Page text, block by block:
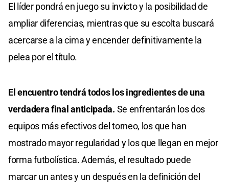
El líder pondrá en juego su invicto y la posibilidad de
ampliar diferencias, mientras que su escolta buscará
acercarse a la cima y encender definitivamente la
pelea por el título.
El encuentro tendrá todos los ingredientes de una
verdadera final anticipada. Se enfrentarán los dos
equipos más efectivos del torneo, los que han
mostrado mayor regularidad y los que llegan en mejor
forma futbolística. Además, el resultado puede
marcar un antes y un después en la definición del